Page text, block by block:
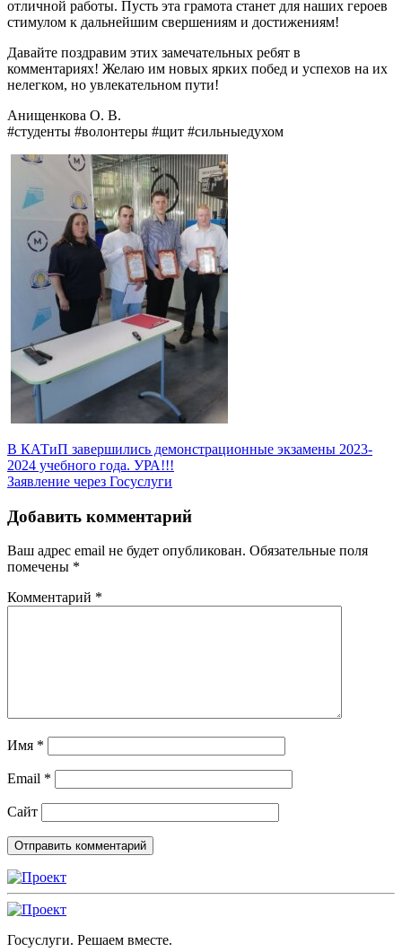
отличной работы. Пусть эта грамота станет для наших героев
стимулом к дальнейшим свершениям и достижениям!
Давайте поздравим этих замечательных ребят в
комментариях! Желаю им новых ярких побед и успехов на их
нелегком, но увлекательном пути!
Анищенкова О. В.
#студенты #волонтеры #щит #сильныедухом
Навигация
по
В КАТиП завершились демонстрационные экзамены 2023-
2024 учебного года. УРА!!!
Заявление через Госуслуги
Добавить комментарий
Ваш адрес email не будет опубликован. Обязательные поля
помечены *
Комментарий *
Имя *
Email *
Сайт
Госуслуги. Решаем вместе.